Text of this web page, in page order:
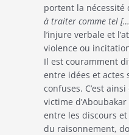
portent la nécessité
à traiter comme tel
l’injure verbale et
violence ou
Il est couramment
entre idées et actes
confuses. C’est
victime
entre les discours
du raisonnement,